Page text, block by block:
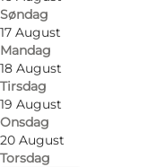
Søndag
17 August
Mandag
18 August
Tirsdag
19 August
Onsdag
20 August
Torsdag
Foto: